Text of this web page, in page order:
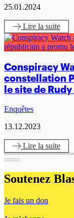
25.01.2024
Lire la suite
Conspiracy
constellation
le site de
Enquêtes
13.12.2023
Lire la suite
Soutenez
Je fais un don